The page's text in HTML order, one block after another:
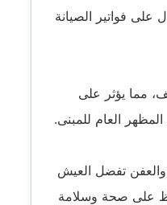
فواتير الصيانة
مما يؤثر على
العام للمبنى.
تفضل العيش
على صحة وسلامة